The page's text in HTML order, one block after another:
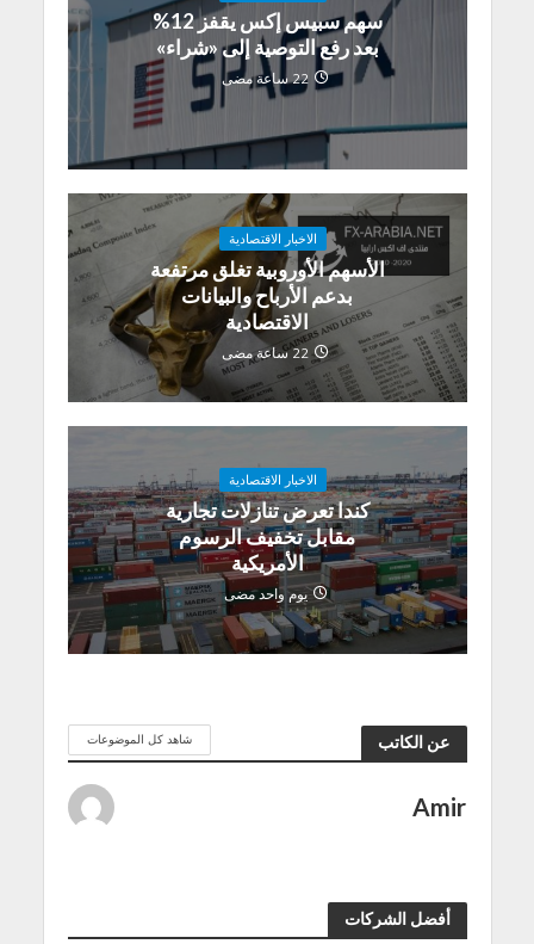
سهم سبيس إكس يقفز 12%
بعد رفع التوصية إلى «شراء»
22 ساعة مضى
الاخبار الاقتصادية
الأسهم الأوروبية تغلق مرتفعة
بدعم الأرباح والبيانات
الاقتصادية
22 ساعة مضى
الاخبار الاقتصادية
كندا تعرض تنازلات تجارية
مقابل تخفيف الرسوم
الأمريكية
يوم واحد مضى
عن الكاتب شاهد كل الموضوعات
Amir
أفضل الشركات